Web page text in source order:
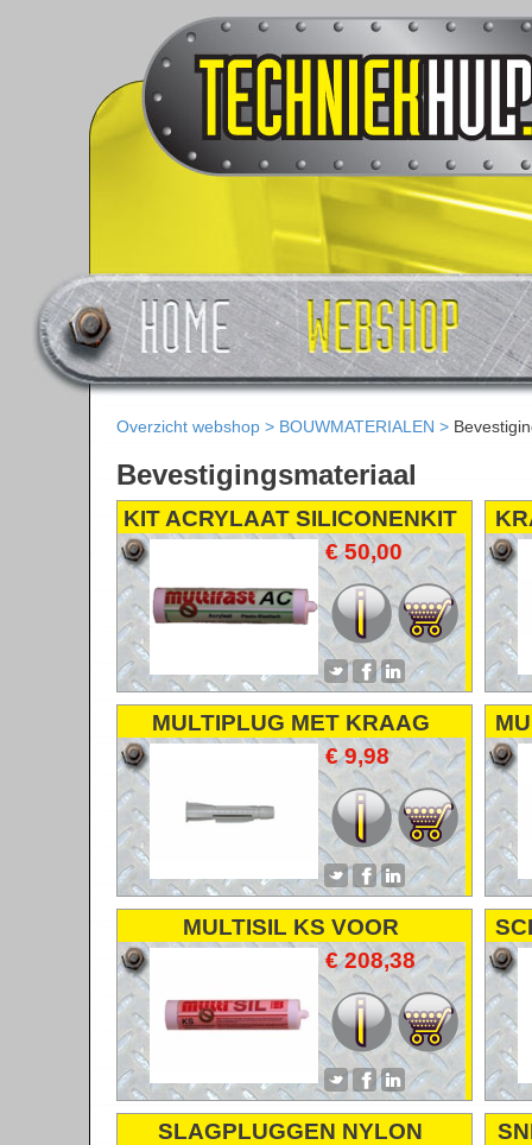
Overzicht webshop > BOUWMATERIALEN >
Bevestigingsmateriaal
KIT ACRYLAAT SILICONENKIT
€ 50,00
MULTIPLUG MET KRAAG
€ 9,98
MULTISIL KS VOOR
KUNSTSTOF EN SANITAIR
€ 208,38
SLAGPLUGGEN NYLON